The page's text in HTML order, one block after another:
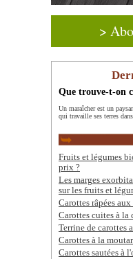
>
Que trouve-t-on
Un maraîcher est un
qui travaille ses terres
Fruits et légumes
prix ?
Les marges
sur les fruits et
Carottes râpées
Carottes cuites à la
Terrine de carottes
Carottes à la
Carottes sautées à